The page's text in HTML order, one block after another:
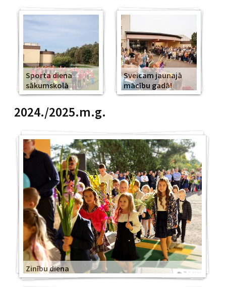
Sporta diena
sākumskolā
Sveicam jaunajā
mācību gadā!
2024./2025.m.g.
Zinību diena